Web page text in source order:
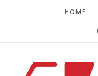
HOME